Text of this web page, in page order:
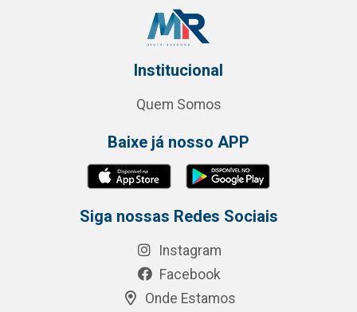
Institucional
Quem Somos
Baixe já nosso APP
Siga nossas Redes Sociais
Instagram
Facebook
Onde Estamos